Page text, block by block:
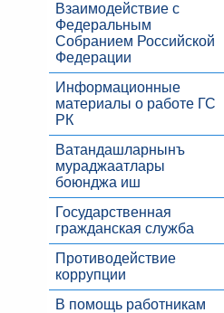
Взаимодействие с
Федеральным
Собранием Российской
Федерации
Информационные
материалы о работе ГС
РК
Ватандашларнынъ
мураджаатлары
боюнджа иш
Государственная
гражданская служба
Противодействие
коррупции
В помощь работникам